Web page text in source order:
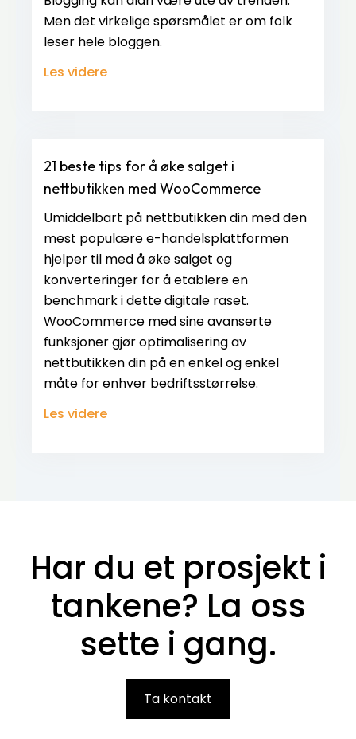
Men det virkelige spørsmålet er om folk
leser hele bloggen.
Les videre
21 beste tips for å øke salget i
nettbutikken med WooCommerce
Umiddelbart på nettbutikken din med den
mest populære e-handelsplattformen
hjelper til med å øke salget og
konverteringer for å etablere en
benchmark i dette digitale raset.
WooCommerce med sine avanserte
funksjoner gjør optimalisering av
nettbutikken din på en enkel og enkel
måte for enhver bedriftsstørrelse.
Les videre
Har du et prosjekt i
tankene? La oss
sette i gang.
Ta kontakt